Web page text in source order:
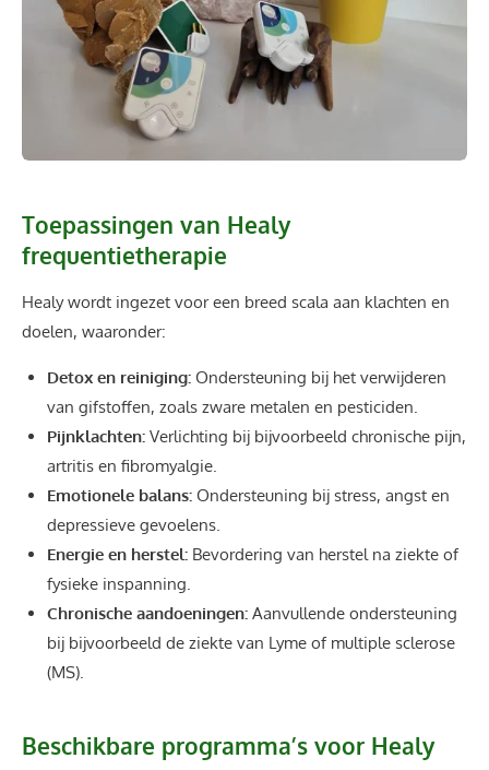
Toepassingen van Healy
frequentietherapie
Healy wordt ingezet voor een breed scala aan klachten en
doelen, waaronder:
Detox en reiniging:Ondersteuning bij het verwijderen
van gifstoffen, zoals zware metalen en pesticiden.
Pijnklachten:Verlichting bij bijvoorbeeld chronische pijn,
artritis en fibromyalgie.
Emotionele balans:Ondersteuning bij stress, angst en
depressieve gevoelens.
Energie en herstel:Bevordering van herstel na ziekte of
fysieke inspanning.
Chronische aandoeningen:Aanvullende ondersteuning
bij bijvoorbeeld de ziekte van Lyme of multiple sclerose
(MS).
Beschikbare programma’s voor Healy